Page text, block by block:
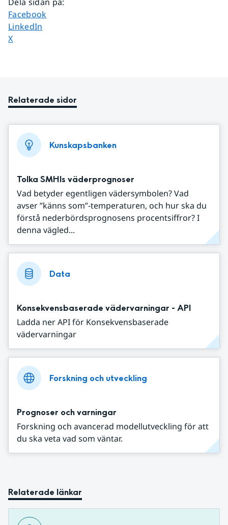
Dela sidan på
Facebook
Dela sidan på
LinkedIn
Dela sidan på
X
Relaterade sidor
Kunskapsbanken
Tolka SMHIs väderprognoser
Vad betyder egentligen vädersymbolen? Vad
avser ”känns som”-temperaturen, och hur ska du
förstå nederbördsprognosens procentsiffror? I
denna vägled...
Data
Konsekvensbaserade vädervarningar - API
Ladda ner API för Konsekvensbaserade
vädervarningar
Forskning och utveckling
Prognoser och varningar
Forskning och avancerad modellutveckling för att
du ska veta vad som väntar.
Relaterade länkar